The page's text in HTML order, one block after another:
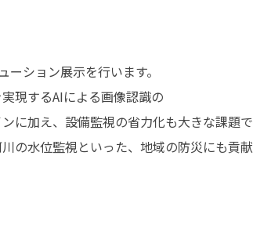
ション展示を行います。
現するAIによる画像認識の
に加え、設備監視の省力化も大きな課題で
の水位監視といった、地域の防災にも貢